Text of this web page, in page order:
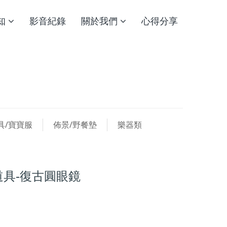
影音紀錄 關於我們 心得分享
/寶寶服 佈景/野餐墊 樂器類
-復古圓眼鏡